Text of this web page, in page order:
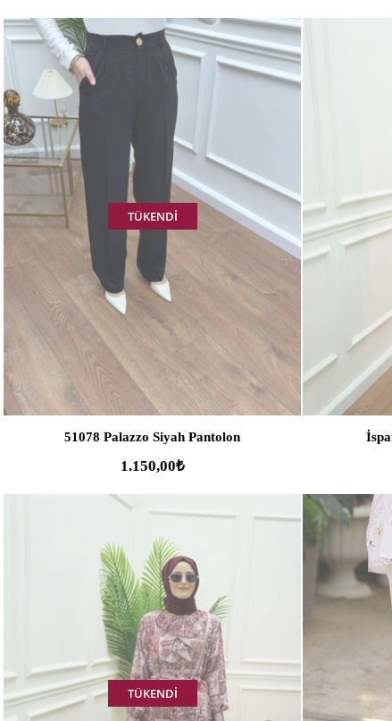
TÜKENDI
51078 Palazzo Siyah Pantolon
1.150,00₺
TÜKENDI